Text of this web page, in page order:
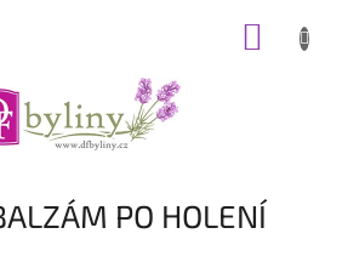
PO HOLENÍ